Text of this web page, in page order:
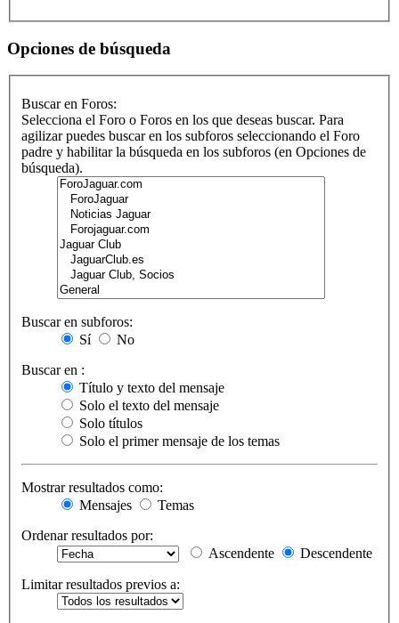
Opciones de búsqueda
Buscar en Foros:
Selecciona el Foro o Foros en los que deseas buscar. Para
agilizar puedes buscar en los subforos seleccionando el Foro
padre y habilitar la búsqueda en los subforos (en Opciones de
búsqueda).
Buscar en subforos:
Sí
No
Buscar en :
Título y texto del mensaje
Solo el texto del mensaje
Solo títulos
Solo el primer mensaje de los temas
Mostrar resultados como:
Mensajes
Temas
Ordenar resultados por:
Ascendente
Descendente
Limitar resultados previos a: